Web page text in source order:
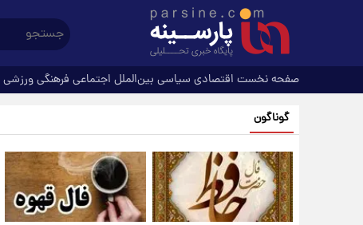
صفحه نخست اقتصادی سیاسی بین‌الملل اجتماعی فرهنگیورزشی
گوناگون